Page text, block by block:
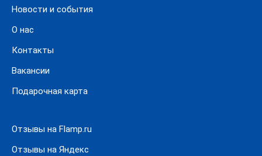
Новости и события
О нас
Контакты
Вакансии
Подарочная карта
Отзывы на Flamp.ru
Отзывы на Яндекс